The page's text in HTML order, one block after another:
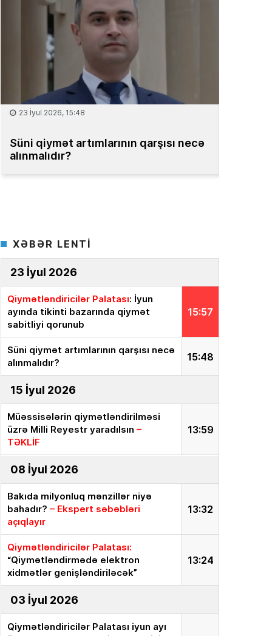
15 İyul 2026, 13:59
Müəssisələrin qiymətləndirilməsi
üzrə Milli Reyestr yaradılsın
XƏBƏR LENTİ
23 İyul 2026
15:57
Qiymətləndiricilər Palatası: İyun
ayında tikinti bazarında qiymət
sabitliyi qorunub
15:48
Süni qiymət artımlarının qarşısı necə
alınmalıdır?
15 İyul 2026
13:59
Müəssisələrin qiymətləndirilməsi
üzrə Milli Reyestr yaradılsın –
TƏKLİF
08 İyul 2026
13:32
Bakıda milyonluq mənzillər niyə
bahadır? – Ekspert səbəbləri
açıqlayır
13:24
Qiymətləndiricilər Palatası:
“Qiymətləndirmədə elektron
xidmətlər genişləndiriləcək”
03 İyul 2026
Qiymətləndiricilər Palatası iyun ayı